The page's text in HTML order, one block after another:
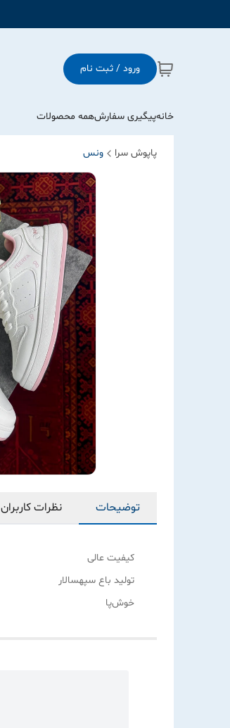
ورود / ثبت نام
خانهپیگیری سفارشهمه محصولات
پاپوش سرا ونس
توضیحات نظرات کاربران
کیفیت عالی
تولید باع سپهسالار
خوش‌پا